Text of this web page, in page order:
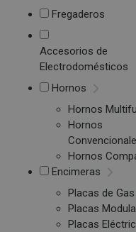
Fregaderos
Accesorios de
Electrodomésticos
Hornos
Hornos
Hornos
Hornos
Encimeras
Placas de Gas
Placas
Placas